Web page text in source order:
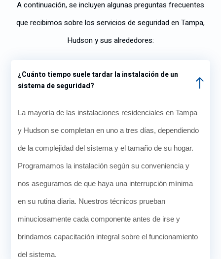
A continuación, se incluyen algunas preguntas frecuentes
que recibimos sobre los servicios de seguridad en Tampa,
Hudson y sus alrededores:
¿Cuánto tiempo suele tardar la instalación de un
sistema de seguridad?
La mayoría de las instalaciones residenciales en Tampa
y Hudson se completan en uno a tres días, dependiendo
de la complejidad del sistema y el tamaño de su hogar.
Programamos la instalación según su conveniencia y
nos aseguramos de que haya una interrupción mínima
en su rutina diaria. Nuestros técnicos prueban
minuciosamente cada componente antes de irse y
brindamos capacitación integral sobre el funcionamiento
del sistema.